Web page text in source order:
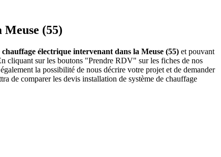
(55)
électrique intervenant dans la Meuse (55) et pouvant
cliquant sur les boutons "Prendre RDV" sur les fiches de nos
la possibilité de nous décrire votre projet et de demander
de comparer les devis installation de système de chauffage